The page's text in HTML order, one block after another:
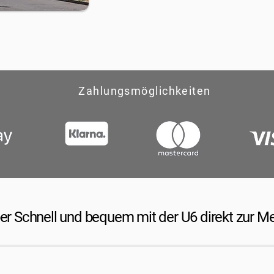
Zahlungsmöglichkeiten
Schnell und bequem mit der U6 direkt zur